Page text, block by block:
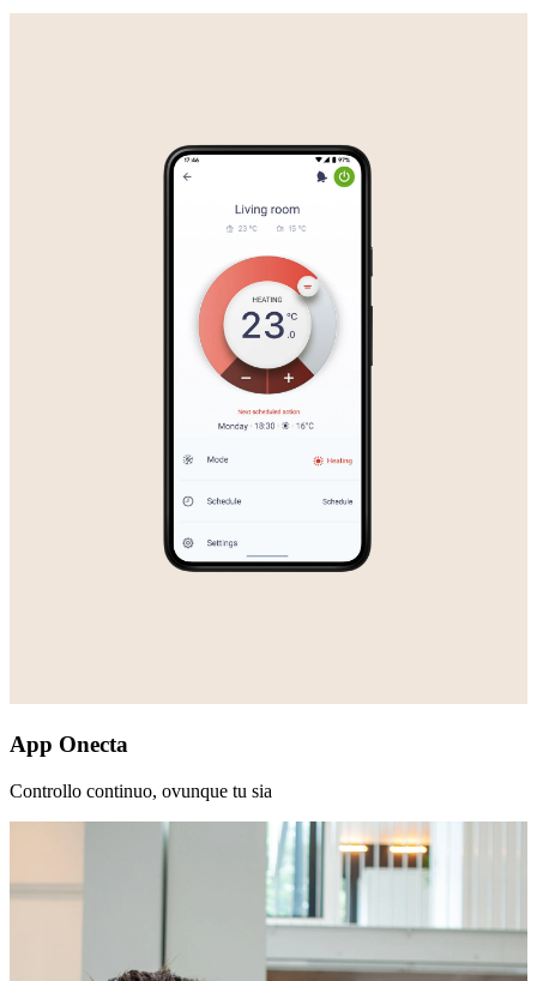
App Onecta
Controllo continuo, ovunque tu sia